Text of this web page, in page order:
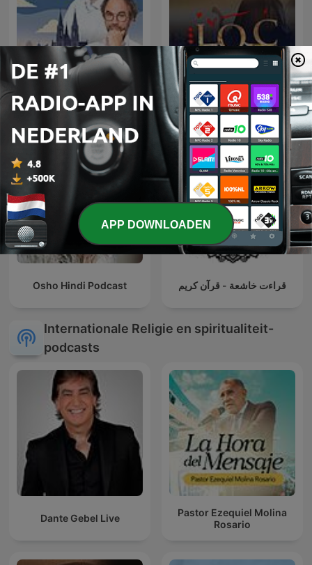
Dick en Daniël Geloven het
Wel
عمر
Osho Hindi Podcast قراءت خاشعة - قرآن كريم
Internationale Religie en spiritualiteit-
podcasts
Dante Gebel Live
Pastor Ezequiel Molina
Rosario
APP DOWNLOADEN